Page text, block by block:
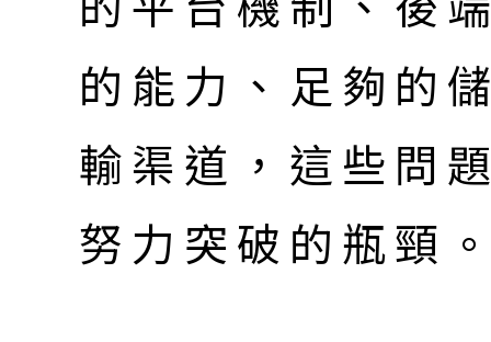
的能力、足夠的
輸渠道，這些問
努力突破的瓶頸